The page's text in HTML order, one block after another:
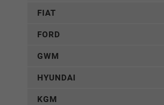
FIAT
FORD
GWM
HYUNDAI
KGM